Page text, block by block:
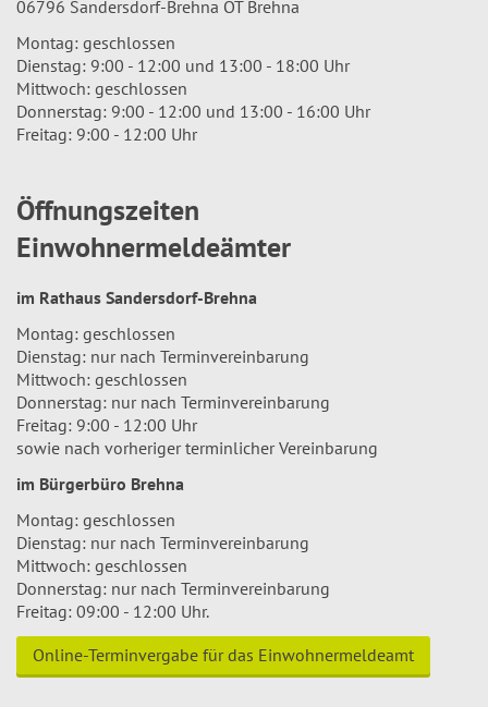
06796 Sandersdorf-Brehna OT Brehna
Montag: geschlossen
Dienstag: 9:00 - 12:00 und 13:00 - 18:00 Uhr
Mittwoch: geschlossen
Donnerstag: 9:00 - 12:00 und 13:00 - 16:00 Uhr
Freitag: 9:00 - 12:00 Uhr
Öffnungszeiten
Einwohnermeldeämter
im Rathaus Sandersdorf-Brehna
Montag: geschlossen
Dienstag: nur nach Terminvereinbarung
Mittwoch: geschlossen
Donnerstag: nur nach Terminvereinbarung
Freitag: 9:00 - 12:00 Uhr
sowie nach vorheriger terminlicher Vereinbarung
im Bürgerbüro Brehna
Montag: geschlossen
Dienstag: nur nach Terminvereinbarung
Mittwoch: geschlossen
Donnerstag: nur nach Terminvereinbarung
Freitag: 09:00 - 12:00 Uhr.
Online-Terminvergabe für das Einwohnermeldeamt